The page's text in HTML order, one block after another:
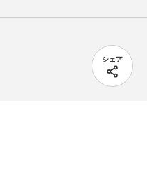
シェア